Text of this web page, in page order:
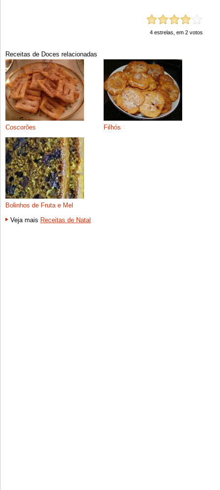
4 estrelas, em2 votos
Receitas de Doces relacionadas
Coscorões Filhós
Bolinhos de Fruta e Mel
Veja mais Receitas de Natal